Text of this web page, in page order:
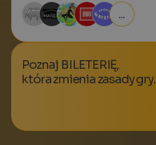
Poznaj BILETERIĘ,
która zmienia zasady gry.